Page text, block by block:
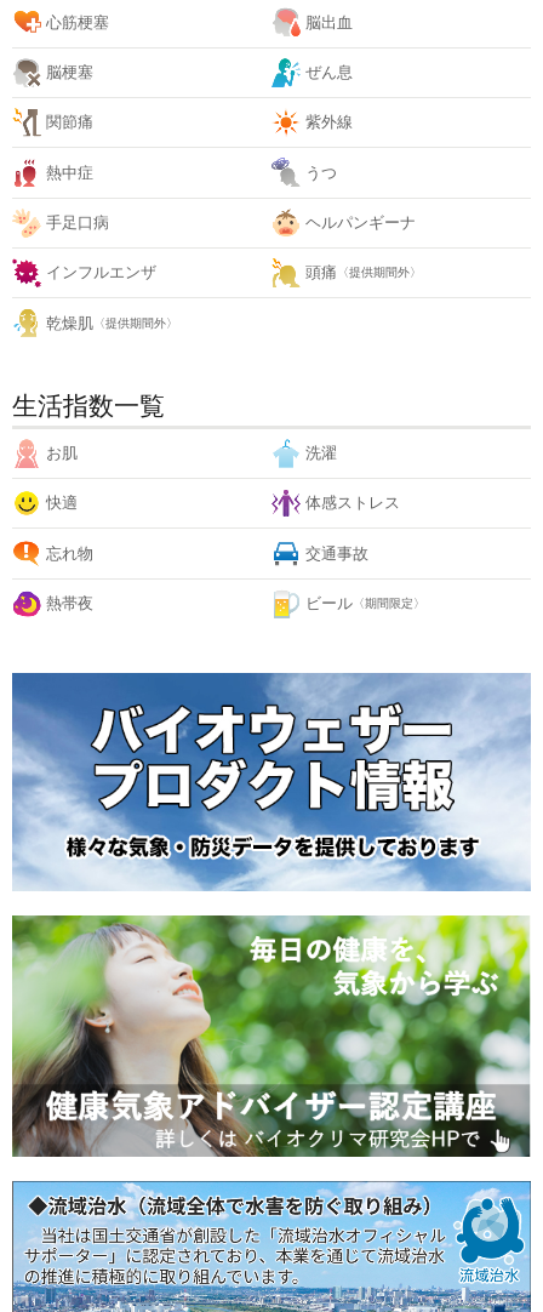
心筋梗塞 脳出血
脳梗塞 ぜん息
関節痛 紫外線
熱中症 うつ
手足口病 ヘルパンギーナ
インフルエンザ 頭痛 〈提供期間外〉
乾燥肌 〈提供期間外〉
生活指数一覧
お肌 洗濯
快適 体感ストレス
忘れ物 交通事故
熱帯夜 ビール 〈期間限定〉